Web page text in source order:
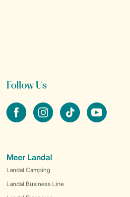
Follow Us
facebookinstagramtiktok youtube
Meer Landal
Landal Camping
Landal Business Line